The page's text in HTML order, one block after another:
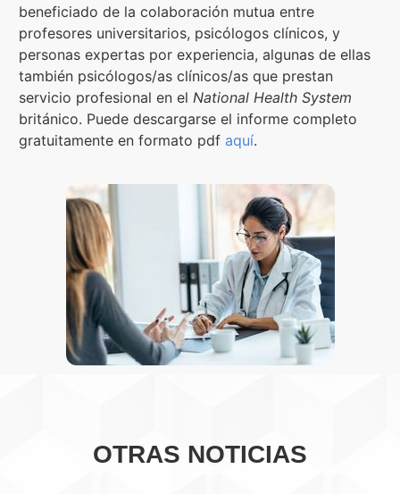
beneficiado de la colaboración mutua entre
profesores universitarios, psicólogos clínicos, y
personas expertas por experiencia, algunas de ellas
también psicólogos/as clínicos/as que prestan
servicio profesional en el National Health System
británico. Puede descargarse el informe completo
gratuitamente en formato pdf aquí.
OTRAS NOTICIAS